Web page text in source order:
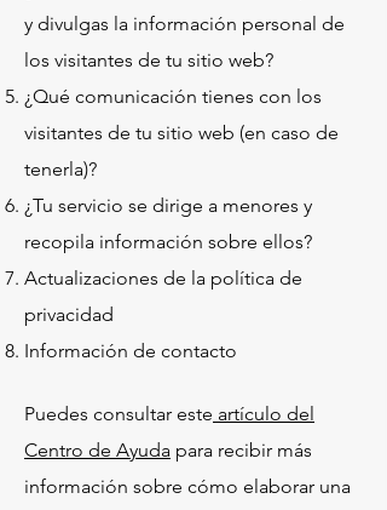
y divulgas la información personal de
los visitantes de tu sitio web?
¿Qué comunicación tienes con los
visitantes de tu sitio web (en caso de
tenerla)?
¿Tu servicio se dirige a menores y
recopila información sobre ellos?
Actualizaciones de la política de
privacidad
Información de contacto
Puedes consultar este artículo del
Centro de Ayuda para recibir más
información sobre cómo elaborar una